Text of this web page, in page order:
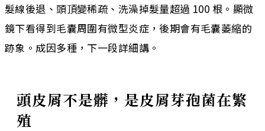
髮線後退、頭頂變稀疏、洗澡掉髮量超過 100 根。顯微
鏡下看得到毛囊周圍有微型炎症，後期會有毛囊萎縮的
跡象。成因多種，下一段詳細講。
頭皮屑不是髒，是皮屑芽孢菌在繁
殖